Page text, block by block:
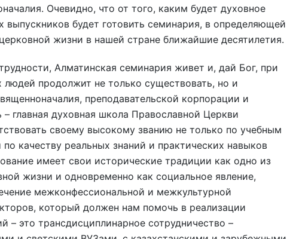
Очевидно, что от того, каким будет духовное
выпускников будет готовить семинария, в определяющей
жизни в нашей стране ближайшие десятилетия.
Алматинская семинария живет и, дай Бог, при
продолжит не только существовать, но и
преподавательской корпорации и
– главная духовная школа Православной Церкви
своему высокому званию не только по учебным
качеству реальных знаний и практических навыков
имеет свои исторические традиции как одно из
жизни и одновременно как социальное явление,
межконфессиональной и межкультурной
который должен нам помочь в реализации
– это трансдисциплинарное сотрудничество –